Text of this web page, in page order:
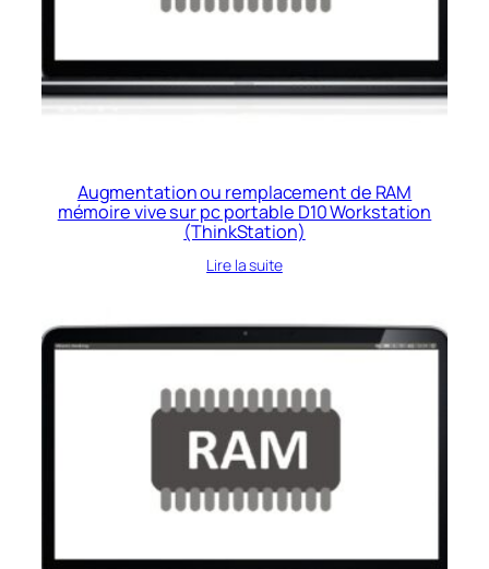
Augmentation ou remplacement de RAM
mémoire vive sur pc portable D10 Workstation
(ThinkStation)
Lire la suite